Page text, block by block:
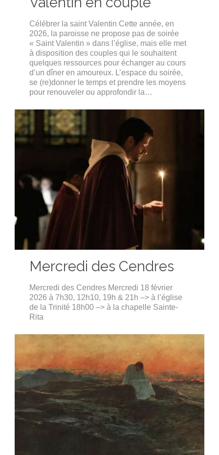
Célébrer la saint Valentin Cette année, en
2026, la paroisse ne propose pas de soirée
« Saint Valentin » dans l’église, mais elle met
à disposition des couples qui le souhaitent
quelques ressources pour échanger au cours
d’un dîner en amoureux. L’espace du soirée,
se (re)donner le temps et prendre les moyens
pour renouveler ou approfondir la…
Mercredi des Cendres
Mercredi des Cendres Mercredi 18 février
2026 à 7h30, 12h10, 19h & 21h –> à l’église
de la Trinité 18h00 –> à la chapelle Sainte-
Rita